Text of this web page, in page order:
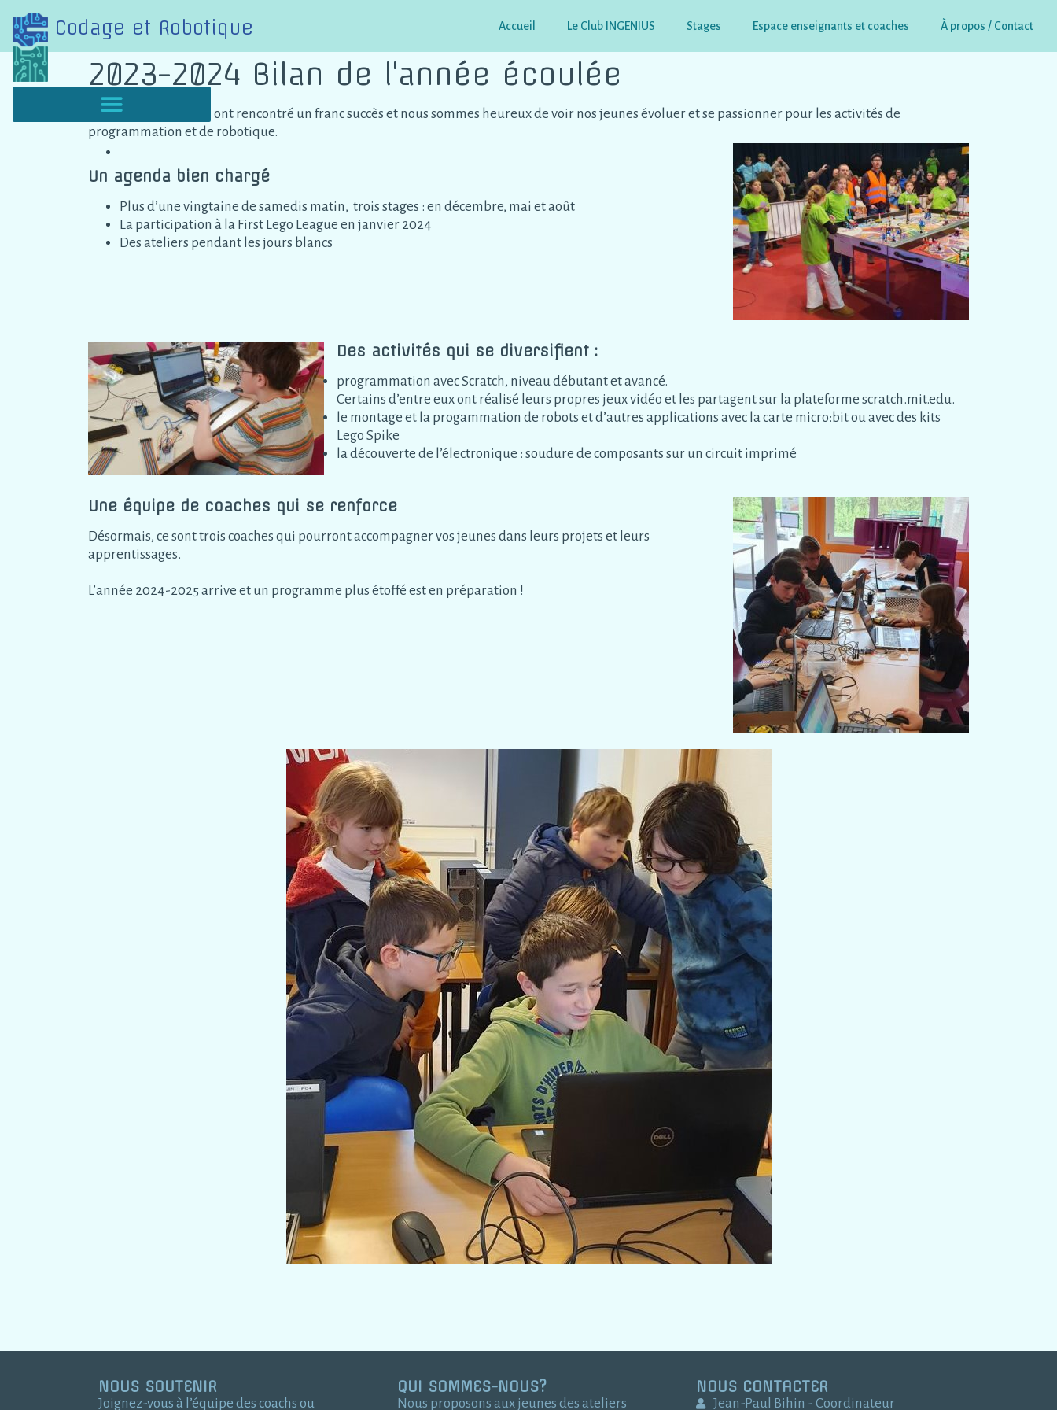
Codage et Robotique Accueil Le Club INGENIUS Stages Espace enseignants et coaches À propos / Contact
2023-2024 Bilan de l'année écoulée
Nos ateliers et stages ont rencontré un franc succès et nous sommes heureux de voir nos jeunes évoluer et se passionner pour les activités de
programmation et de robotique.
Un agenda bien chargé
Plus d’une vingtaine de samedis matin, trois stages : en décembre, mai et août
La participation à la First Lego League en janvier 2024
Des ateliers pendant les jours blancs
Des activités qui se diversifient :
programmation avec Scratch, niveau débutant et avancé.
Certains d’entre eux ont réalisé leurs propres jeux vidéo et les partagent sur la plateforme scratch.mit.edu.
le montage et la progammation de robots et d’autres applications avec la carte micro:bit ou avec des kits
Lego Spike
la découverte de l’électronique : soudure de composants sur un circuit imprimé
Une équipe de coaches qui se renforce
Désormais, ce sont trois coaches qui pourront accompagner vos jeunes dans leurs projets et leurs
apprentissages.
L’année 2024-2025 arrive et un programme plus étoffé est en préparation !
NOUS SOUTENIR
Joignez-vous à l’équipe des coachs ou
QUI SOMMES-NOUS?
Nous proposons aux jeunes des ateliers
NOUS CONTACTER
Jean-Paul Bihin - Coordinateur